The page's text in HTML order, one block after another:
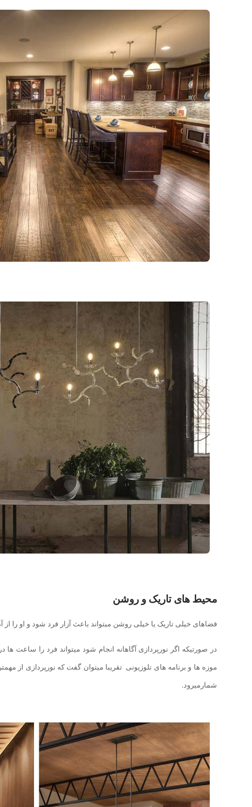
محیط های تاریک و روشن
فضاهای خیلی تاریک یا خیلی روشن میتواند باعث آزار فرد شود و او را از
در صورتیکه اگر نورپردازی آگاهانه انجام شود میتواند فرد را ساعت
موزه ها و برنامه های تلوزیونی تقریبا میتوان گفت که نورپردازی از
شمارمیرود.